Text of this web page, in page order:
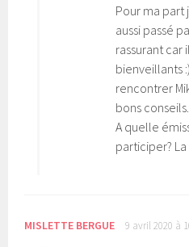
Pour ma part
aussi passé
rassurant car
bienveillants
rencontrer
bons conseils.
A quelle
participer?
MISLETTE BERGUE 9 avril 2020 à